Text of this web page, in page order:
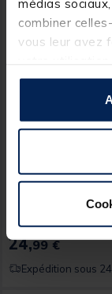
médias
combiner
vous leur avez
TEOS
Bourriche Teos
24,99 €
Expédition sous